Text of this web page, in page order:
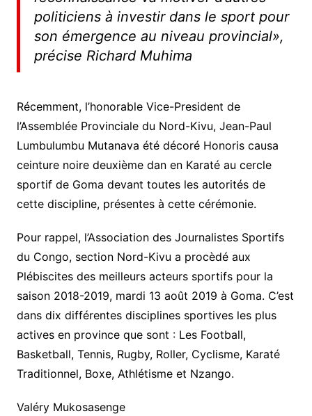
politiciens à investir dans le sport pour
son émergence au niveau provincial»,
précise Richard Muhima
Récemment, l’honorable Vice-President de
l’Assemblée Provinciale du Nord-Kivu, Jean-Paul
Lumbulumbu Mutanava été décoré Honoris causa
ceinture noire deuxième dan en Karaté au cercle
sportif de Goma devant toutes les autorités de
cette discipline, présentes à cette cérémonie.
Pour rappel, l’Association des Journalistes Sportifs
du Congo, section Nord-Kivu a procèdé aux
Plébiscites des meilleurs acteurs sportifs pour la
saison 2018-2019, mardi 13 août 2019 à Goma. C’est
dans dix différentes disciplines sportives les plus
actives en province que sont : Les Football,
Basketball, Tennis, Rugby, Roller, Cyclisme, Karaté
Traditionnel, Boxe, Athlétisme et Nzango.
Valéry Mukosasenge